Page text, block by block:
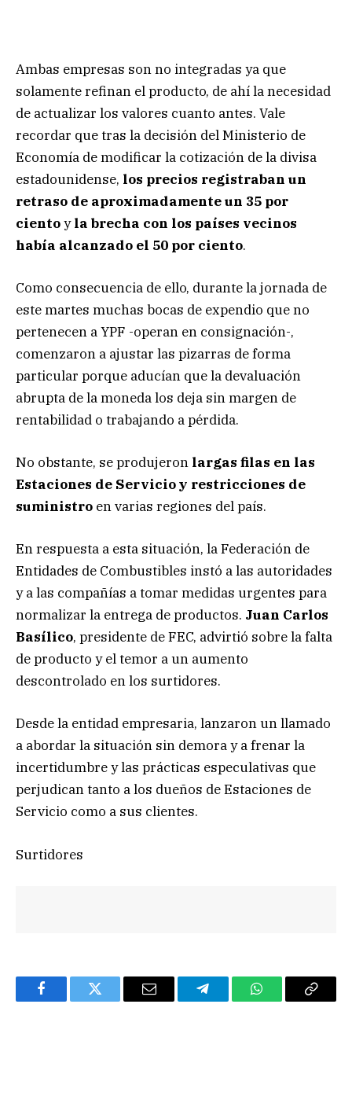
Ambas empresas son no integradas ya que
solamente refinan el producto, de ahí la necesidad
de actualizar los valores cuanto antes. Vale
recordar que tras la decisión del Ministerio de
Economía de modificar la cotización de la divisa
estadounidense, los precios registraban un
retraso de aproximadamente un 35 por
cientoyla brecha con los países vecinos
había alcanzado el 50 por ciento.
Como consecuencia de ello, durante la jornada de
este martes muchas bocas de expendio que no
pertenecen a YPF -operan en consignación-,
comenzaron a ajustar las pizarras de forma
particular porque aducían que la devaluación
abrupta de la moneda los deja sin margen de
rentabilidad o trabajando a pérdida.
No obstante, se produjeron largas filas en las
Estaciones de Servicio y restricciones de
suministro en varias regiones del país.
En respuesta a esta situación, la Federación de
Entidades de Combustibles instó a las autoridades
y a las compañías a tomar medidas urgentes para
normalizar la entrega de productos. Juan Carlos
Basílico, presidente de FEC, advirtió sobre la falta
de producto y el temor a un aumento
descontrolado en los surtidores.
Desde la entidad empresaria, lanzaron un llamado
a abordar la situación sin demora y a frenar la
incertidumbre y las prácticas especulativas que
perjudican tanto a los dueños de Estaciones de
Servicio como a sus clientes.
Surtidores
FacebookTwitter Email TelegramWhatsAppCopy